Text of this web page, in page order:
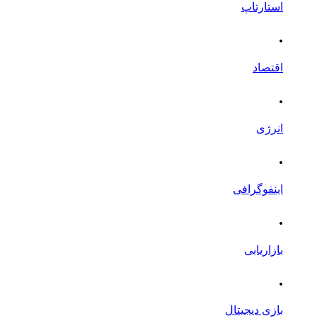
استارتاپ
.
اقتصاد
.
انرژی
.
اینفوگرافی
.
بازاریابی
.
بازی دیجیتال